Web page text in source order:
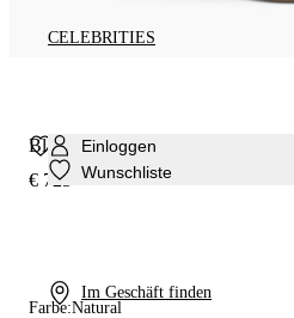
CELEBRITIES
Einloggen
Wunschliste
Im Geschäft finden
Blade Basilisco Pumps
€ 725
Farbe:Natural